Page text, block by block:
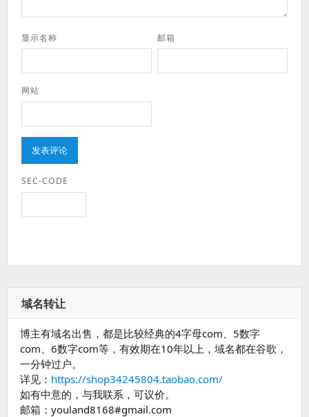
显示名称 邮箱
网站
SEC-CODE
域名转让
博主有域名出售，都是比较经典的4字母com、5数字
com、6数字com等，有效期在10年以上，域名都在谷歌，
一分钟过户。
详见： https://shop34245804.taobao.com/
如有中意的，与我联系，可议价。
邮箱：youland8168#gmail.com